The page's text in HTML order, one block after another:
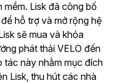
Lisk đã công bố
hỗ trợ và mở rộng hệ
sẽ mua và khóa
phát thải VELO đến
tác này nhằm mục đích
Lisk, thu hút các nhà